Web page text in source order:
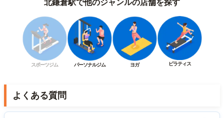
北鎌倉駅で他のジャンルの店舗を探す
スポーツジム パーソナルジム ヨガ ピラティス
よくある質問